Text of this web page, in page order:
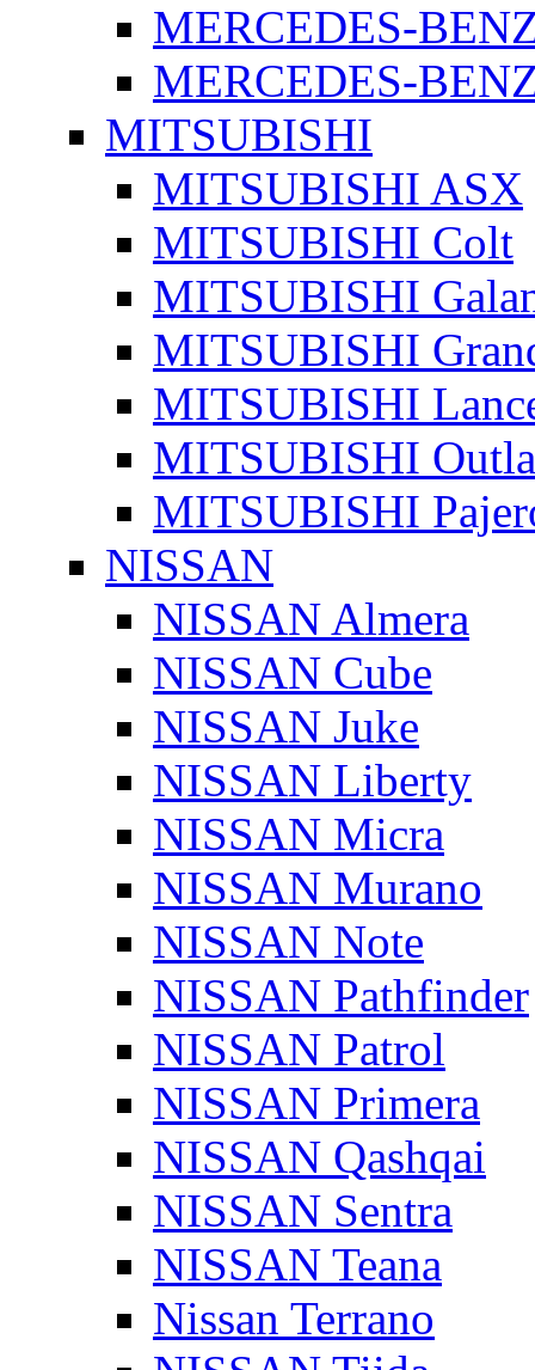
MERCEDES-
MERCEDES-
MITSUBISHI
MITSUBISHI ASX
MITSUBISHI Colt
MITSUBISHI
MITSUBISHI
MITSUBISHI
MITSUBISHI
MITSUBISHI
NISSAN
NISSAN Almera
NISSAN Cube
NISSAN Juke
NISSAN Liberty
NISSAN Micra
NISSAN Murano
NISSAN Note
NISSAN Pathfinder
NISSAN Patrol
NISSAN Primera
NISSAN Qashqai
NISSAN Sentra
NISSAN Teana
Nissan Terrano